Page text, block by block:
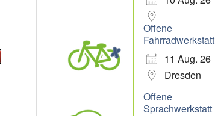
Offene
Fahrradwerkstatt
11 Aug. 26
Dresden
Offene
Sprachwerkstatt